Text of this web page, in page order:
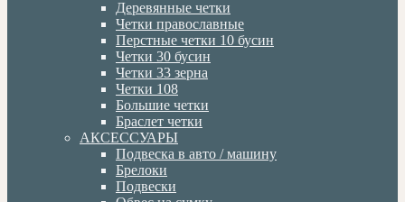
Деревянные четки
Четки православные
Перстные четки 10 бусин
Четки 30 бусин
Четки 33 зерна
Четки 108
Большие четки
Браслет четки
АКСЕССУАРЫ
Подвеска в авто / машину
Брелоки
Подвески